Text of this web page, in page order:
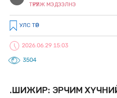
ТҮРҮҮЛЖ МЭДЭЭЛНЭ
УЛС ТӨР
2026.06.29 15:03
3504
Ө.ШИЖИР: ЭРЧИМ